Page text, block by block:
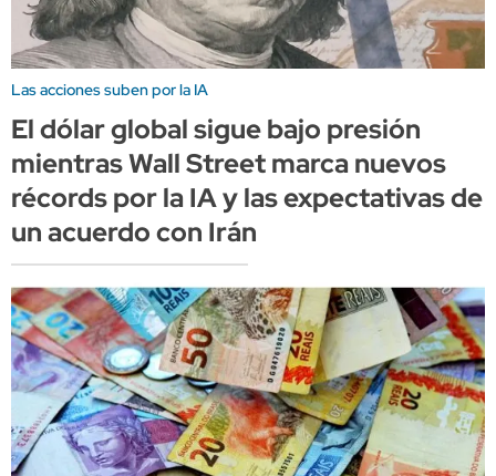
Las acciones suben por la IA
El dólar global sigue bajo presión
mientras Wall Street marca nuevos
récords por la IA y las expectativas de
un acuerdo con Irán